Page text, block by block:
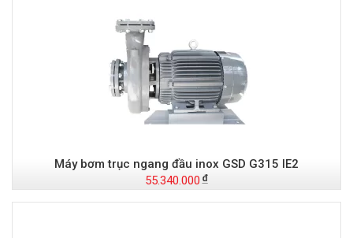
Máy bơm trục ngang đầu inox GSD G315 IE2
55.340.000